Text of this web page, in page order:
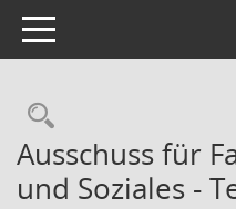
Toggle navigation
Ausschuss für
und Soziales -